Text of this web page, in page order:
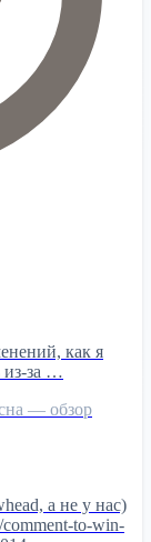
как я
из-за …
— обзор
а не у нас)
to-win-